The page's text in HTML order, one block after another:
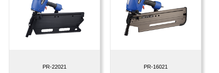
PR-22021 PR-16021